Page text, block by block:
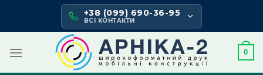
content
+38 (099) 690-36-95
ВСІ КОНТАКТИ
0